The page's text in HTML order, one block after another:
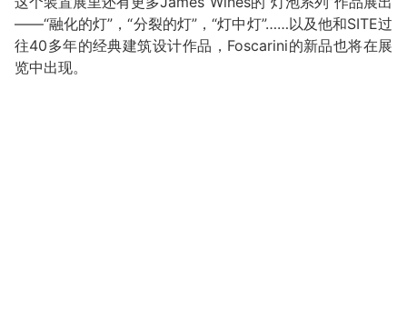
——“融化的灯”，“分裂的灯”，“灯中灯”……以及他和SITE过
往40多年的经典建筑设计作品，Foscarini的新品也将在展
览中出现。